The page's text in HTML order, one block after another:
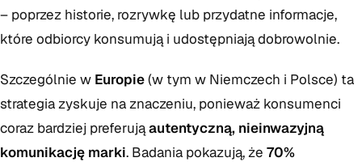
– poprzez historie, rozrywkę lub przydatne informacje,
które odbiorcy konsumują i udostępniają dobrowolnie.
Szczególnie w Europie(w tym w Niemczech i Polsce) ta
strategia zyskuje na znaczeniu, ponieważ konsumenci
coraz bardziej preferująautentyczną, nieinwazyjną
komunikację marki. Badania pokazują, że 70%